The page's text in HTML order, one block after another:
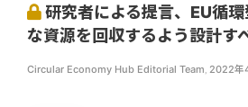
研究者による提言、EU循
な資源を回収するよう設計す
Circular Economy Hub Editorial Team, 2022年